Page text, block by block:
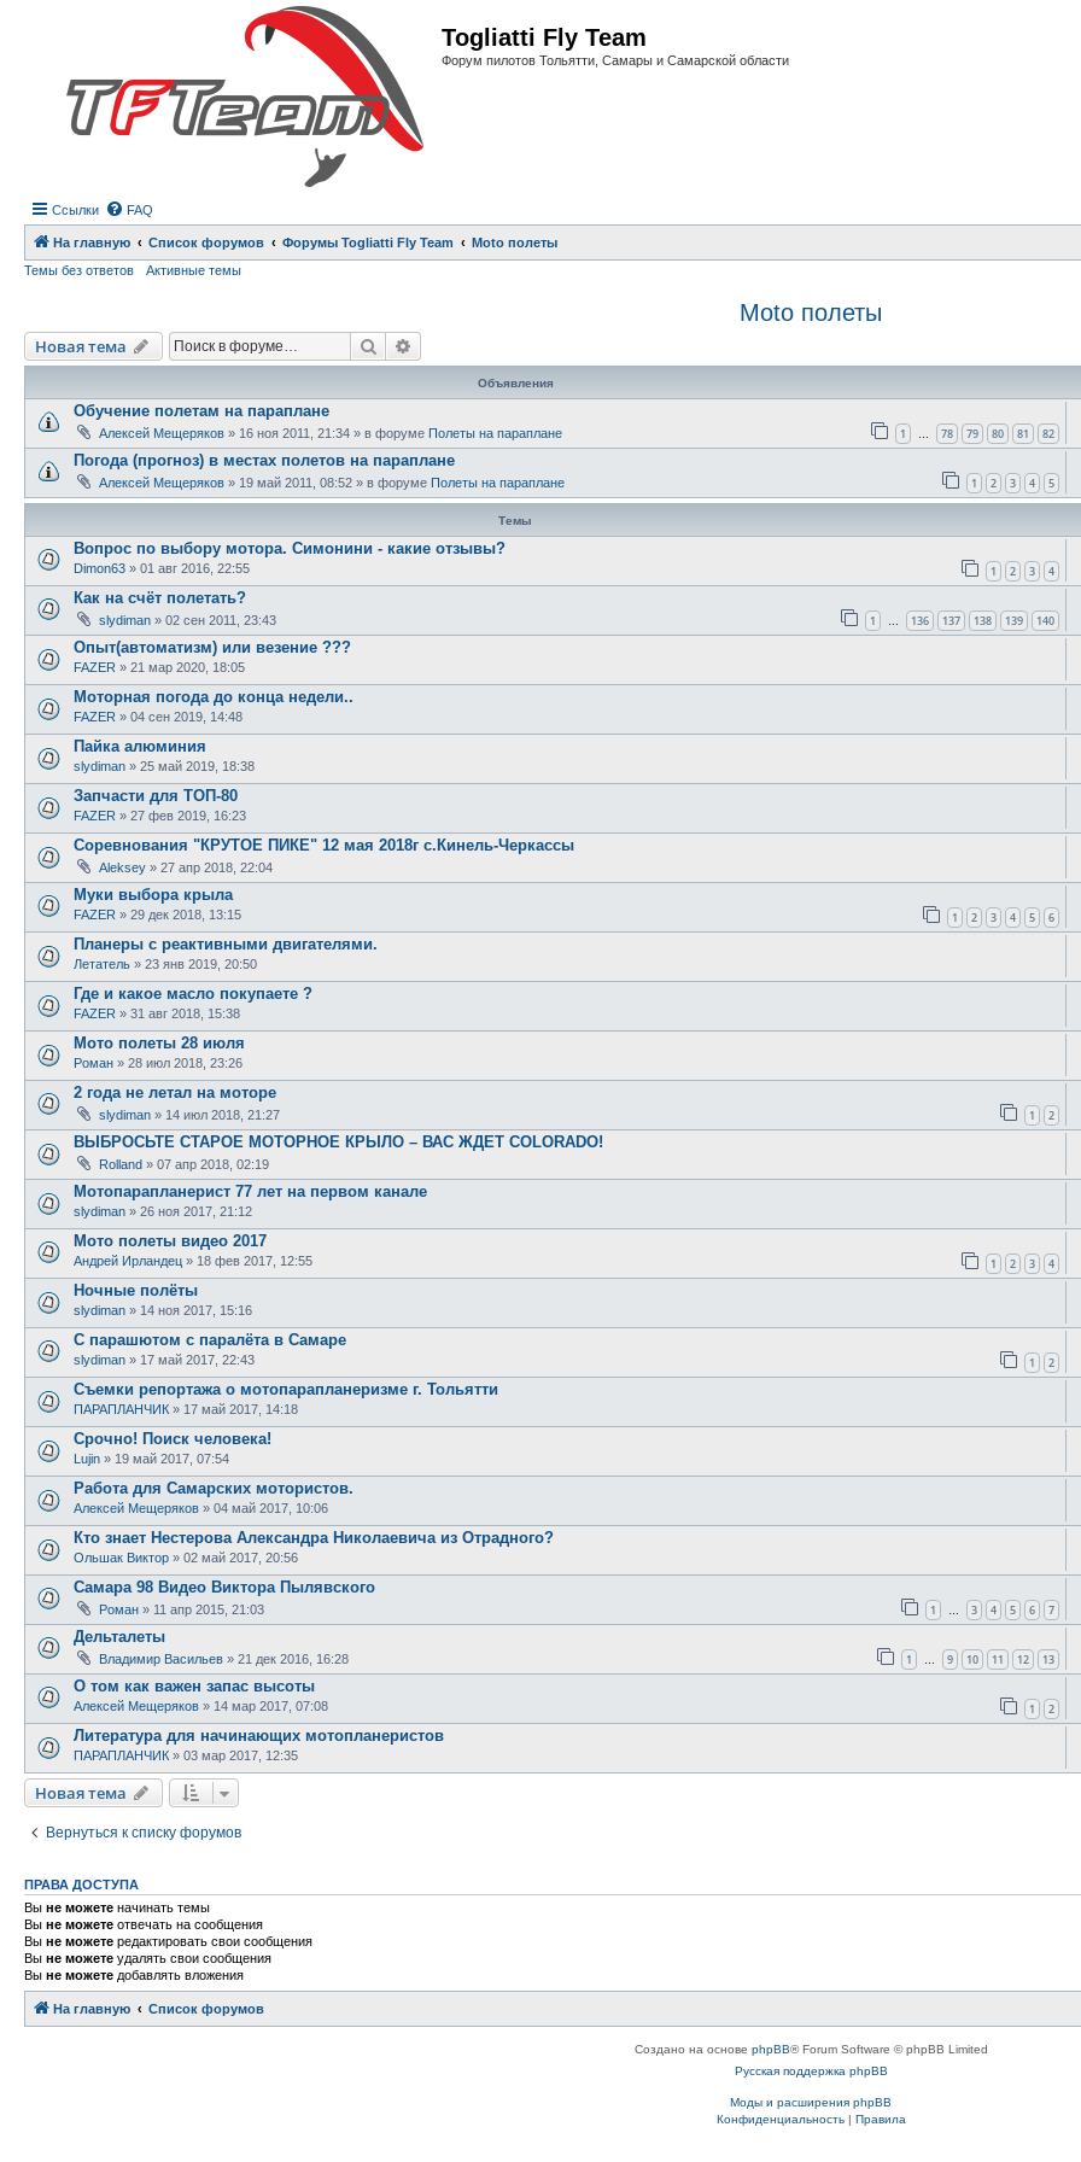
Togliatti Fly Team
Форум пилотов Тольятти, Самары и Самарской области
Ссылки FAQ
На главную Список форумов Форумы Togliatti Fly Team
Moto полеты
Темы без ответов
Активные темы
Moto полеты
Новая тема
Новаятема Поиск
Объявления
Обучение полетам на параплане
Алексей Мещеряков » 16 ноя 2011, 21:34 » в форуме Полеты на параплане 1 … 78 79 80 81 82
Погода (прогноз) в местах полетов на параплане
Алексей Мещеряков » 19 май 2011, 08:52 » в форуме Полеты на параплане 1 2 3 4 5
Темы
Вопрос по выбору мотора. Симонини - какие отзывы?
Dimon63 » 01 авг 2016, 22:55 1 2 3 4
Как на счёт полетать?
slydiman » 02 сен 2011, 23:43 1 … 136 137 138 139 140
Опыт(автоматизм) или везение ???
FAZER » 21 мар 2020, 18:05
Моторная погода до конца недели..
FAZER » 04 сен 2019, 14:48
Пайка алюминия
slydiman » 25 май 2019, 18:38
Запчасти для ТОП-80
FAZER » 27 фев 2019, 16:23
Соревнования "КРУТОЕ ПИКЕ" 12 мая 2018г с.Кинель-Черкассы
Aleksey » 27 апр 2018, 22:04
Муки выбора крыла
FAZER » 29 дек 2018, 13:15 1 2 3 4 5 6
Планеры с реактивными двигателями.
Летатель » 23 янв 2019, 20:50
Где и какое масло покупаете ?
FAZER » 31 авг 2018, 15:38
Мото полеты 28 июля
Роман » 28 июл 2018, 23:26
2 года не летал на моторе
slydiman » 14 июл 2018, 21:27 1 2
ВЫБРОСЬТЕ СТАРОЕ МОТОРНОЕ КРЫЛО – ВАС ЖДЕТ COLORADO!
Rolland » 07 апр 2018, 02:19
Мотопарапланерист 77 лет на первом канале
slydiman » 26 ноя 2017, 21:12
Мото полеты видео 2017
Андрей Ирландец » 18 фев 2017, 12:55 1 2 3 4
Ночные полёты
slydiman » 14 ноя 2017, 15:16
С парашютом с паралёта в Самаре
slydiman » 17 май 2017, 22:43 1 2
Съемки репортажа о мотопарапланеризме г. Тольятти
ПАРАПЛАНЧИК » 17 май 2017, 14:18
Срочно! Поиск человека!
Lujin » 19 май 2017, 07:54
Работа для Самарских мотористов.
Алексей Мещеряков » 04 май 2017, 10:06
Кто знает Нестерова Александра Николаевича из Отрадного?
Ольшак Виктор » 02 май 2017, 20:56
Самара 98 Видео Виктора Пылявского
Роман » 11 апр 2015, 21:03 1 … 3 4 5 6 7
Дельталеты
Владимир Васильев » 21 дек 2016, 16:28 1 … 9 10 11 12 13
О том как важен запас высоты
Алексей Мещеряков » 14 мар 2017, 07:08 1 2
Литература для начинающих мотопланеристов
ПАРАПЛАНЧИК » 03 мар 2017, 12:35
Новая тема
Новаятема
Вернуться к списку форумов
ПРАВА ДОСТУПА
Вы не можете начинать темы
Вы не можете отвечать на сообщения
Вы не можете редактировать свои сообщения
Вы не можете удалять свои сообщения
Вы не можете добавлять вложения
На главную Список форумов
Связаться с
Создано на основе phpBB® Forum Software © phpBB Limited
Русская поддержка phpBB
Моды и расширения phpBB
Конфиденциальность| Правила